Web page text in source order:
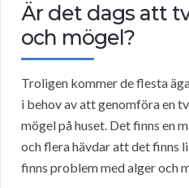
Är det dags att
och mögel?
Troligen kommer de flesta
i behov av att genomföra en
mögel på huset. Det finns en
och flera hävdar att det finns
finns problem med alger och